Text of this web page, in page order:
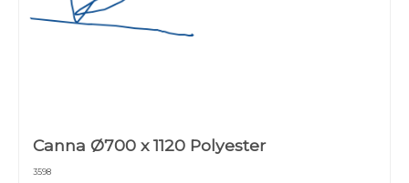
Canna Ø700 x 1120 Polyester
3598